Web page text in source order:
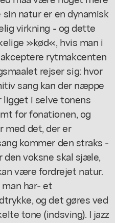
natur er en dynamisk
virkning - og dette
»kød«, hvis man i
rytmakcenten
rejser sig: hvor
sang kan der næppe
ligget i selve tonens
for fonationen, og
med det, der er
kommer den straks -
voksne skal sjæle,
være fordrejet natur.
har- et
og det gøres ved
tone (indsving). I jazz